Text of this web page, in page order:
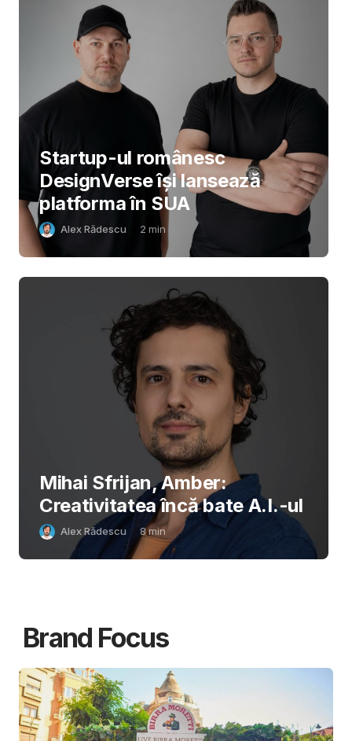
Startup-ul românesc
DesignVerse își lansează
platforma în SUA
Alex Rădescu 2 min
Mihai Sfrijan, Amber:
Creativitatea încă bate A.I.-ul
Alex Rădescu 8min
Brand Focus